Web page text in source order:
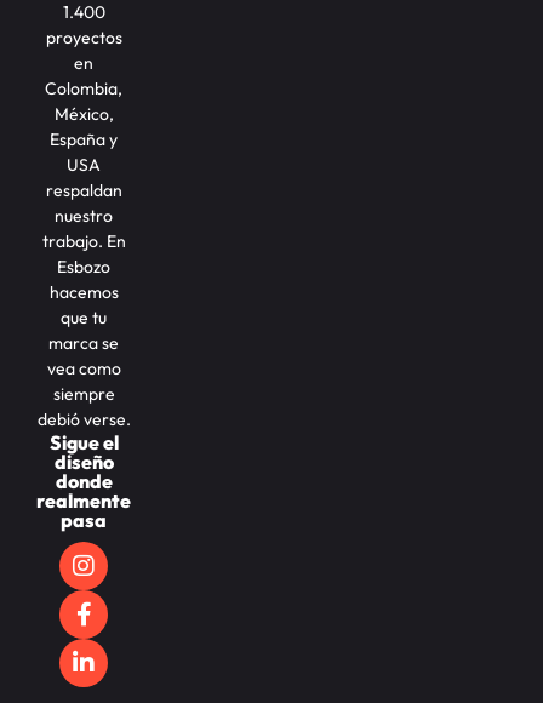
1.400
proyectos
en
Colombia,
México,
España y
USA
respaldan
nuestro
trabajo. En
Esbozo
hacemos
que tu
marca se
vea como
siempre
debió verse.
Sigue el
diseño
donde
realmente
pasa